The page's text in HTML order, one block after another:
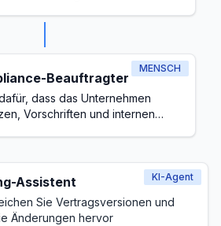
MENSCH
Beauftragter
dass das Unternehmen
Vorschriften und internen
KI-Agent
Assistent
Sie Vertragsversionen und
Änderungen hervor